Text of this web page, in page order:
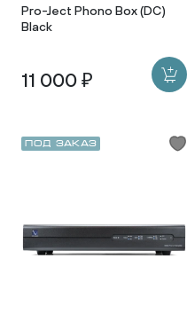
Pro-Ject Phono Box (DC)
Black
11 000 ₽
Под заказ